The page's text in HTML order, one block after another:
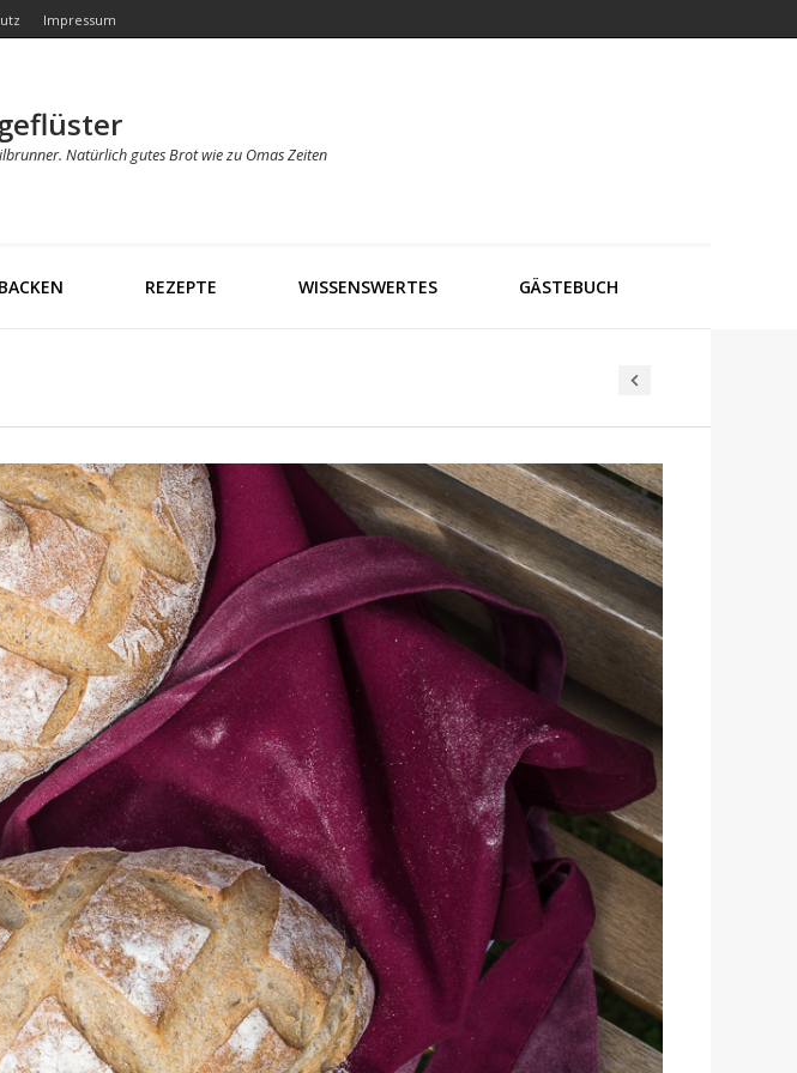
Impressum
Natürlich gutes Brot wie zu Omas Zeiten
REZEPTE WISSENSWERTES GÄSTEBUCH